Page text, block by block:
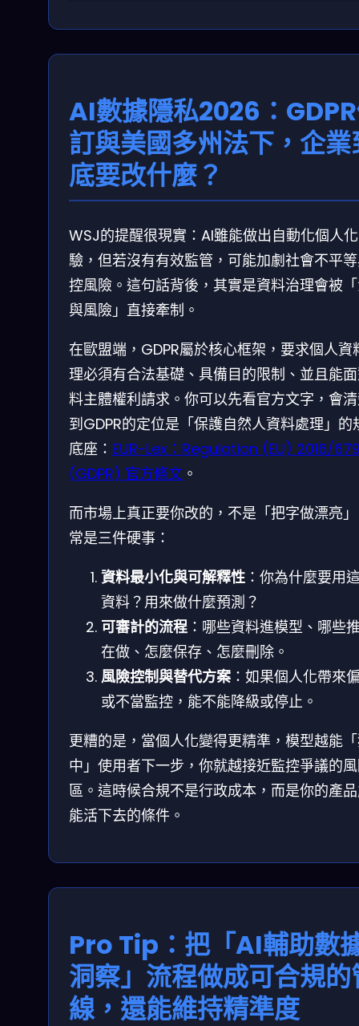
AI數據隱私2026：
訂與美國多州法下，企業
底要改什麼？
WSJ的提醒很現實：AI雖能做出自動化個人
驗，但若沒有有效監管，可能加劇社會不平
控風險。這句話背後，其實是資料治理會被
與風險」直接牽制。
在歐盟端，GDPR屬於核心框架，要求個人資
理必須有合法基礎、具備目的限制、並且能
料主體權利請求。你可以先看官方文字，會
到GDPR的定位是「保護自然人資料處理」的
底座： EUR-Lex：Regulation (EU) 2016/
(GDPR) 官方條文 。
而市場上真正要你改的，不是「把字做漂亮
常是三件硬事：
資料最小化與可解釋性 ：你為什麼要用
資料？用來做什麼預測？
可審計的流程 ：哪些資料進模型、哪些
在做、怎麼保存、怎麼刪除。
風險控制與替代方案 ：如果個人化帶來
或不當監控，能不能降級或停止。
更糟的是，當個人化變得更精準，模型越能
中」使用者下一步，你就越接近監控爭議的
區。這時候合規不是行政成本，而是你的產
能活下去的條件。
Pro Tip：把「AI輔助數
洞察」流程做成可合規的
線，還能維持精準度